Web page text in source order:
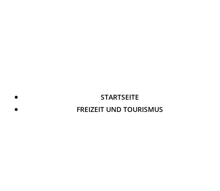
STARTSEITE
FREIZEIT UND TOURISMUS